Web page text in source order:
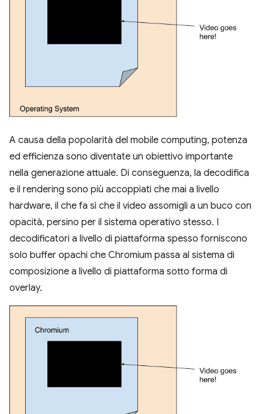
A causa della popolarità del mobile computing, potenza
ed efficienza sono diventate un obiettivo importante
nella generazione attuale. Di conseguenza, la decodifica
e il rendering sono più accoppiati che mai a livello
hardware, il che fa sì che il video assomigli a un buco con
opacità, persino per il sistema operativo stesso. I
decodificatori a livello di piattaforma spesso forniscono
solo buffer opachi che Chromium passa al sistema di
composizione a livello di piattaforma sotto forma di
overlay.